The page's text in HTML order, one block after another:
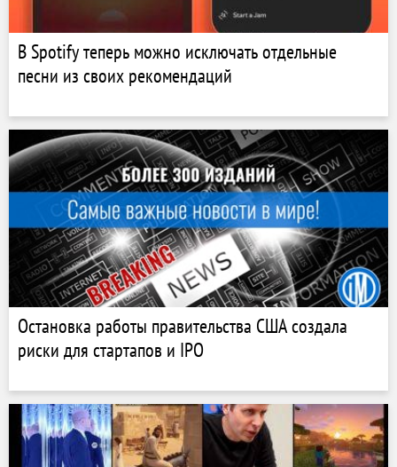
В Spotify теперь можно исключать отдельные
песни из своих рекомендаций
Остановка работы правительства США создала
риски для стартапов и IPO